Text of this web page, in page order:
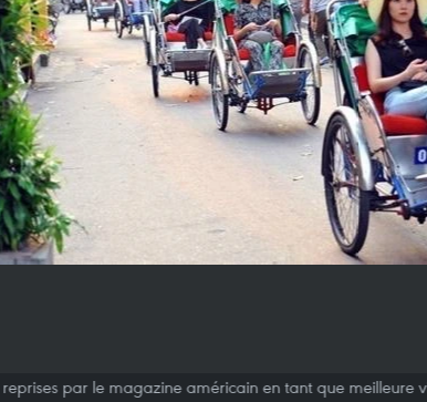
par le magazine américain en tant que meilleure